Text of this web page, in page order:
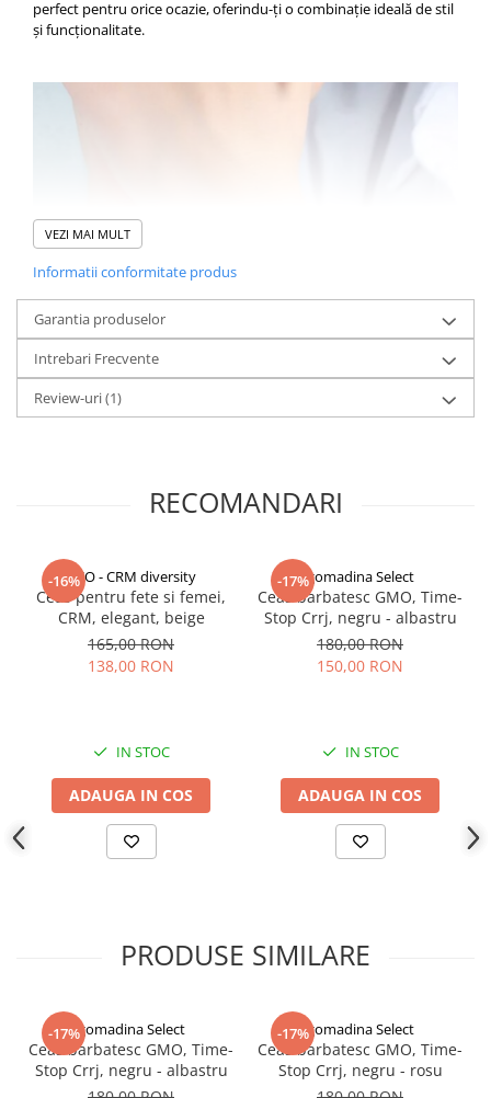
perfect pentru orice ocazie, oferindu-ți o combinație ideală de stil
și funcționalitate.
Design unisex:
Potrivit atât pentru bărbați, cât și pentru
femei, acest ceas oferă un look versatil și modern.
Curea neagră:Fabricată din materiale de înaltă calitate,
cureaua neagră este durabilă și confortabilă la purtare.
VEZI MAI MULT
Informatii conformitate produs
Garantia produselor
Intrebari Frecvente
Review-uri(1)
RECOMANDARI
-16%CCO - CRM diversity
Ceas pentru fete si femei,
CRM, elegant, beige
165,00 RON
138,00 RON
IN STOC
ADAUGA IN COS
-17%gomadina Select
Ceas barbatesc GMO, Time-
Stop Crrj, negru - albastru
180,00 RON
150,00 RON
IN STOC
ADAUGA IN COS
PRODUSE SIMILARE
-17%gomadina Select
Ceas barbatesc GMO, Time-
Stop Crrj, negru - albastru
-17%gomadina Select
Ceas barbatesc GMO, Time-
Stop Crrj, negru - rosu